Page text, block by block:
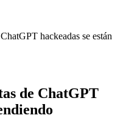
hackeadas se están
de ChatGPT